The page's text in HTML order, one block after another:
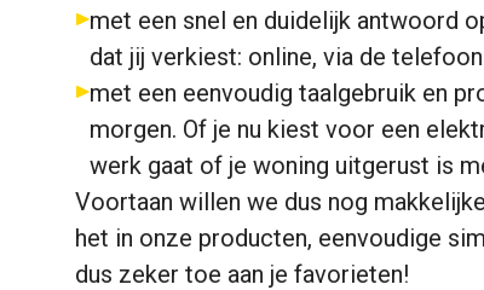
met een snel en duidelijk antwoord
dat jij verkiest: online, via de
met een eenvoudig taalgebruik en
morgen. Of je nu kiest voor een
werk gaat of je woning uitgerust is
Voortaan willen we dus nog
het in onze producten, eenvoudige
dus zeker toe aan je favorieten!